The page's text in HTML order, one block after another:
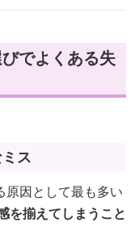
でよくある失
ス
原因として最も多い
を揃えてしまうこと